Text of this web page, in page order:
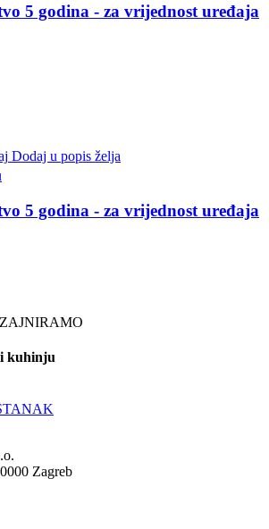
5 godina - za vrijednost uređaja
Dodaj u popis želja
5 godina - za vrijednost uređaja
kuhinju
Zagreb